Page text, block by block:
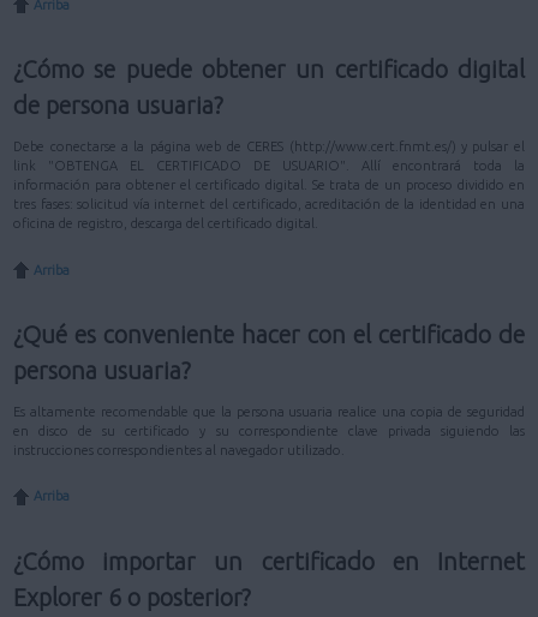
Arriba
¿Cómo se puede obtener un certificado digital
de persona usuaria?
Debe conectarse a la página web de CERES (http://www.cert.fnmt.es/) y pulsar el
link "OBTENGA EL CERTIFICADO DE USUARIO". Allí encontrará toda la
información para obtener el certificado digital. Se trata de un proceso dividido en
tres fases: solicitud vía internet del certificado, acreditación de la identidad en una
oficina de registro, descarga del certificado digital.
Arriba
¿Qué es conveniente hacer con el certificado de
persona usuaria?
Es altamente recomendable que la persona usuaria realice una copia de seguridad
en disco de su certificado y su correspondiente clave privada siguiendo las
instrucciones correspondientes al navegador utilizado.
Arriba
¿Cómo importar un certificado en Internet
Explorer 6 o posterior?